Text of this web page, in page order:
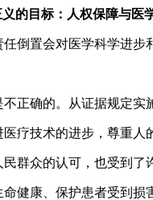
的目标：人权保障与医
倒置会对医学科学进
正确的。从证据规定实
疗技术的进步，尊重人
群众的认可，也受到了
健康、保护患者受到